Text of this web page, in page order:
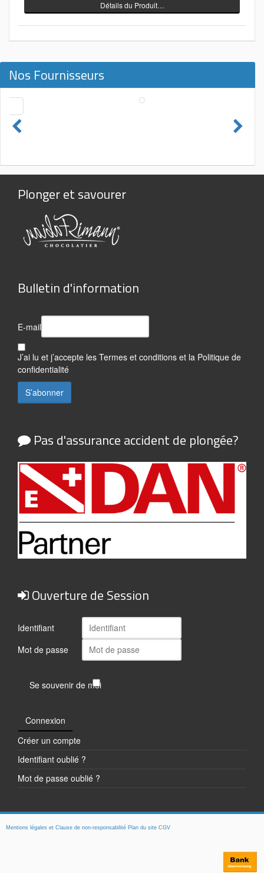
Détails du Produit…
Nos Fournisseurs
Plonger et savourer
Bulletin d'information
E-mail
J’ai lu et j’accepte les Termes et conditions et la Politique de
confidentialité
Pas d'assurance accident de plongée?
Ouverture de Session
Identifiant
Mot de passe
Se souvenir de moi
Connexion
Créer un compte
Identifiant oublié ?
Mot de passe oublié ?
Mentions légales et Clause de non-responsabilité Plan du site CGV